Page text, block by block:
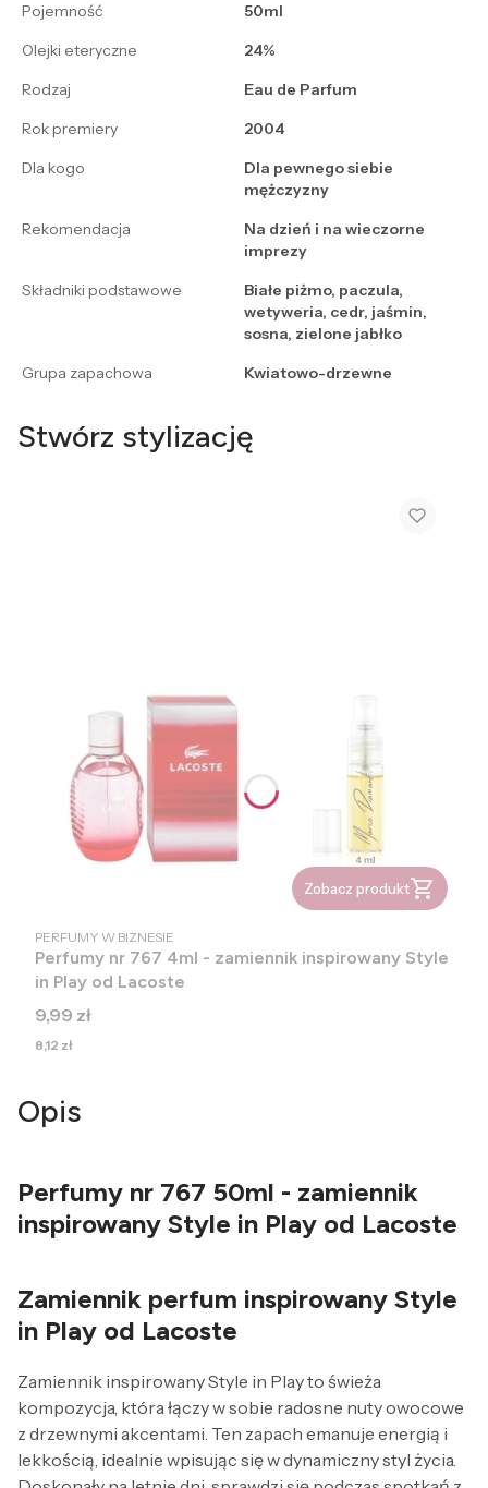
Pojemność
50ml
Olejki eteryczne
24%
Rodzaj
Eau de Parfum
Rok premiery
2004
Dla kogo
Dla pewnego siebie
mężczyzny
Rekomendacja
Na dzień i na wieczorne
imprezy
Składniki podstawowe
Białe piżmo, paczula,
wetyweria, cedr, jaśmin,
sosna, zielone jabłko
Grupa zapachowa
Kwiatowo-drzewne
Stwórz stylizację
Zobacz produkt
PRODUCENT
PERFUMY W BIZNESIE
Perfumy nr 767 4ml - zamiennik inspirowany Style
in Play od Lacoste
Cena
9,99 zł
Cena
8,12 zł
Opis
Perfumy nr 767 50ml - zamiennik
inspirowany Style in Play od Lacoste
Zamiennik perfum inspirowany Style
in Play od Lacoste
Zamiennik inspirowany Style in Play to świeża
kompozycja, która łączy w sobie radosne nuty owocowe
z drzewnymi akcentami. Ten zapach emanuje energią i
lekkością, idealnie wpisując się w dynamiczny styl życia.